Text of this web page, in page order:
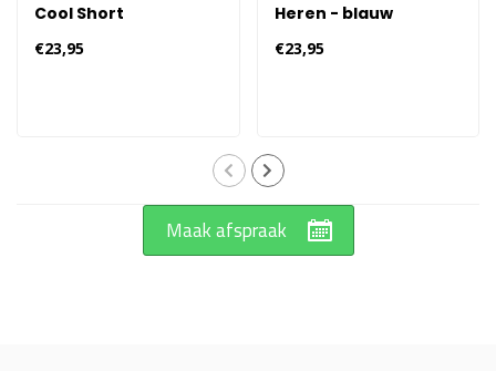
Cool Short
Wandelsokken Heren
€23,95
Heren - blauw
€23,95
Maak afspraak